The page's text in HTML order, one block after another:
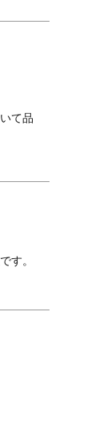
て品
す。